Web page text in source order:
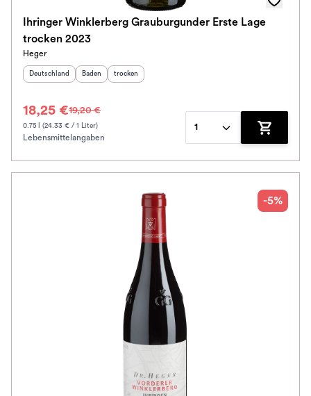
Ihringer Winklerberg Grauburgunder Erste Lage
trocken 2023
Heger
Herkunftsland
Deutschland Herkunftsregion:
Baden Geschmack
trocken
18,25 €19,20 €
0.75 l (24.33 € / 1 Liter)
Lebensmittelangaben
1
Zum
-5%